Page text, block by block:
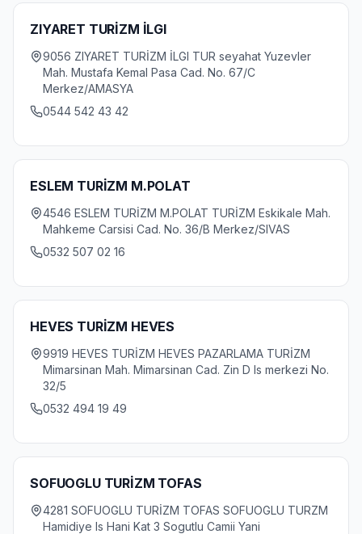
ZIYARET TURİZM İLGI
9056 ZIYARET TURİZM İLGI TUR seyahat Yuzevler
Mah. Mustafa Kemal Pasa Cad. No. 67/C
Merkez/AMASYA
0544 542 43 42
ESLEM TURİZM M.POLAT
4546 ESLEM TURİZM M.POLAT TURİZM Eskikale Mah.
Mahkeme Carsisi Cad. No. 36/B Merkez/SIVAS
0532 507 02 16
HEVES TURİZM HEVES
9919 HEVES TURİZM HEVES PAZARLAMA TURİZM
Mimarsinan Mah. Mimarsinan Cad. Zin D Is merkezi No.
32/5
0532 494 19 49
SOFUOGLU TURİZM TOFAS
4281 SOFUOGLU TURİZM TOFAS SOFUOGLU TURZM
Hamidiye Is Hani Kat 3 Sogutlu Camii Yani